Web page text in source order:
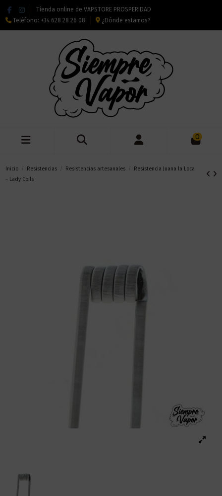
Tienda online de VAPSTORE PROSPERIDAD
Teléfono: +34 628 28 26 08 ¿Dónde estamos?
0
Inicio Resistencias Resistencias artesanales
Resistencia Juana la Loca
– Lady Coils